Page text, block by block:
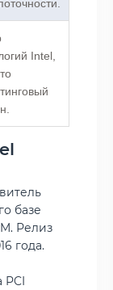
Intel,
базе
Релиз
года.
PCI